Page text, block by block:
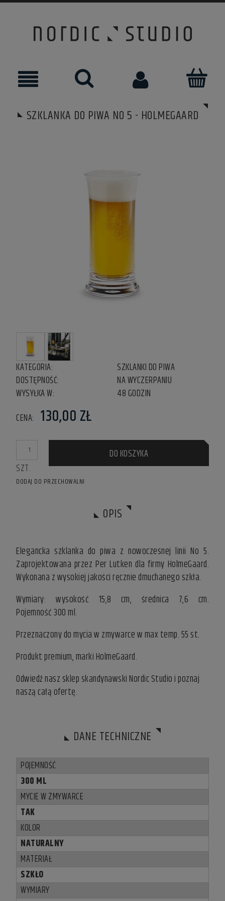
SZKLANKA DO PIWA NO 5 - HOLMEGAARD
KATEGORIA:
SZKLANKI DO PIWA
DOSTĘPNOŚĆ:
NA WYCZERPANIU
WYSYŁKA W:
48 GODZIN
CENA: 130,00 ZŁ
SZT.
DO KOSZYKA
DODAJ DO PRZECHOWALNI
OPIS
Elegancka szklanka do piwa z nowoczesnej linii No 5.
Zaprojektowana przez Per Lutken dla firmy HolmeGaard.
Wykonana z wysokiej jakości ręcznie dmuchanego szkła.
Wymiary: wysokość 15,8 cm, średnica 7,6 cm.
Pojemność 300 ml.
Przeznaczony do mycia w zmywarce w max temp. 55 st.
Produkt premium, marki HolmeGaard.
Odwiedź nasz sklep skandynawski Nordic Studio i poznaj
naszą całą ofertę.
DANE TECHNICZNE
POJEMNOŚĆ
300 ML
MYCIE W ZMYWARCE
TAK
KOLOR
NATURALNY
MATERIAŁ
SZKŁO
WYMIARY